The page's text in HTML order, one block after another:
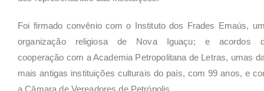
Foi firmado convênio com o Instituto dos Frades Emaús,
organização religiosa de Nova Iguaçu; e acordos
cooperação com a Academia Petropolitana de Letras, umas
mais antigas instituições culturais do país, com 99 anos, e
a Câmara de Vereadores de Petrópolis.